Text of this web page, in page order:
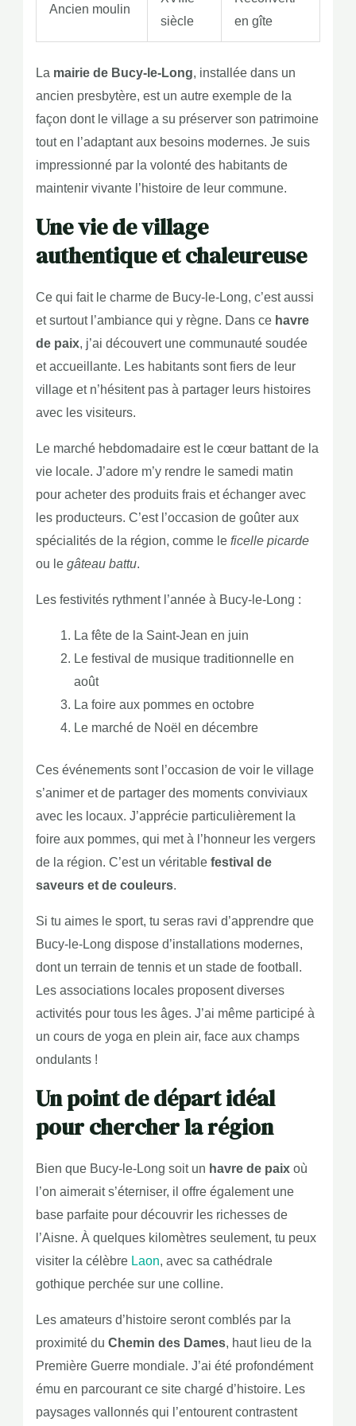
Ancien moulin
siècle
en gîte
La mairie de Bucy-le-Long, installée dans un
ancien presbytère, est un autre exemple de la
façon dont le village a su préserver son patrimoine
tout en l’adaptant aux besoins modernes. Je suis
impressionné par la volonté des habitants de
maintenir vivante l’histoire de leur commune.
Une vie de village
authentique et chaleureuse
Ce qui fait le charme de Bucy-le-Long, c’est aussi
et surtout l’ambiance qui y règne. Dans ce havre
de paix, j’ai découvert une communauté soudée
et accueillante. Les habitants sont fiers de leur
village et n’hésitent pas à partager leurs histoires
avec les visiteurs.
Le marché hebdomadaire est le cœur battant de la
vie locale. J’adore m’y rendre le samedi matin
pour acheter des produits frais et échanger avec
les producteurs. C’est l’occasion de goûter aux
spécialités de la région, comme le ficelle picarde
ou le gâteau battu.
Les festivités rythment l’année à Bucy-le-Long :
La fête de la Saint-Jean en juin
Le festival de musique traditionnelle en
août
La foire aux pommes en octobre
Le marché de Noël en décembre
Ces événements sont l’occasion de voir le village
s’animer et de partager des moments conviviaux
avec les locaux. J’apprécie particulièrement la
foire aux pommes, qui met à l’honneur les vergers
de la région. C’est un véritable festival de
saveurs et de couleurs.
Si tu aimes le sport, tu seras ravi d’apprendre que
Bucy-le-Long dispose d’installations modernes,
dont un terrain de tennis et un stade de football.
Les associations locales proposent diverses
activités pour tous les âges. J’ai même participé à
un cours de yoga en plein air, face aux champs
ondulants !
Un point de départ idéal
pour chercher la région
Bien que Bucy-le-Long soit un havre de paixoù
l’on aimerait s’éterniser, il offre également une
base parfaite pour découvrir les richesses de
l’Aisne. À quelques kilomètres seulement, tu peux
visiter la célèbre Laon, avec sa cathédrale
gothique perchée sur une colline.
Les amateurs d’histoire seront comblés par la
proximité du Chemin des Dames, haut lieu de la
Première Guerre mondiale. J’ai été profondément
ému en parcourant ce site chargé d’histoire. Les
paysages vallonnés qui l’entourent contrastent